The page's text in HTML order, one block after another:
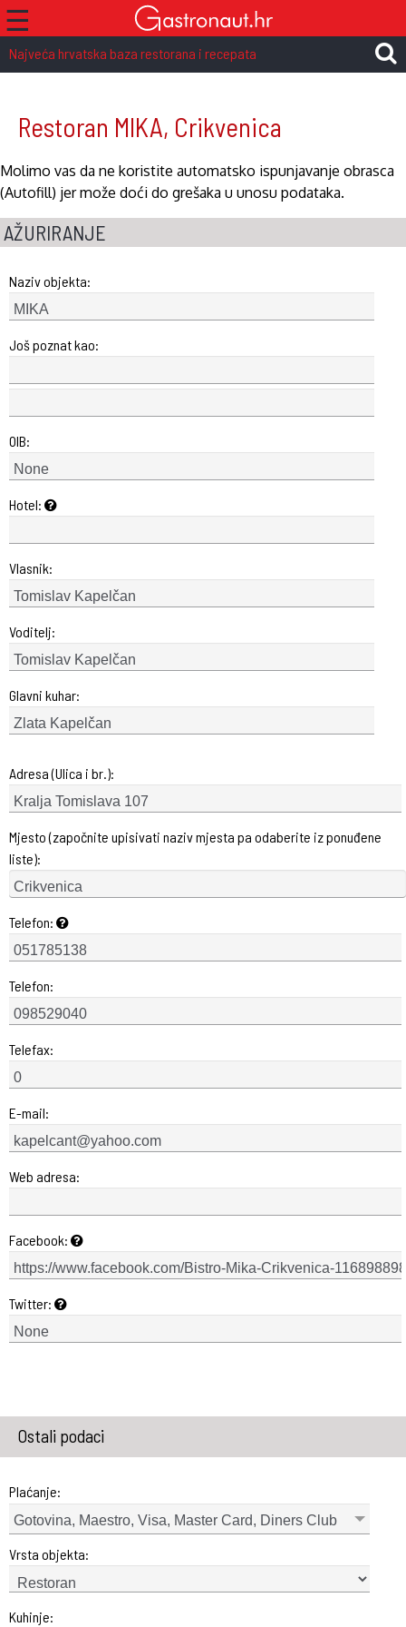
☰
Najveća hrvatska baza restorana i recepata
Restoran MIKA, Crikvenica
Molimo vas da ne koristite automatsko ispunjavanje obrasca
(Autofill) jer može doći do grešaka u unosu podataka.
AŽURIRANJE
Naziv objekta:
Još poznat kao:
OIB:
Hotel:
Vlasnik:
Voditelj:
Glavni kuhar:
Adresa (Ulica i br.):
Mjesto (započnite upisivati naziv mjesta pa odaberite iz ponuđene
liste):
Telefon:
Telefon:
Telefax:
E-mail:
Web adresa:
Facebook:
Twitter:
Ostali podaci
Plaćanje:
Gotovina, Maestro, Visa, Master Card, Diners Club
Vrsta objekta:
Kuhinje: